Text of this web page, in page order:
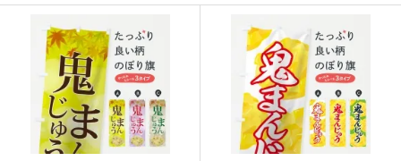
24 915 21960
25 913 22825
26 911 23686
27 909 24543
28 907 25396